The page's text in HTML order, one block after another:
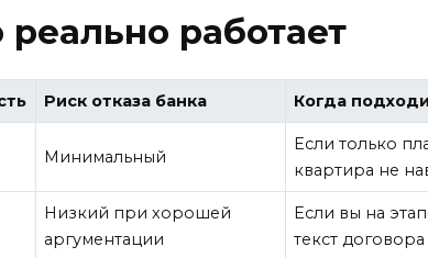
работает
Риск отказа банка Когда
Минимальный
Если только
квартира не
Низкий при хорошей
аргументации
Если вы на
текст договора